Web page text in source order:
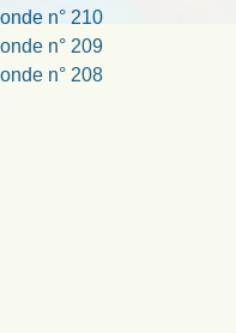
n° 210
n° 209
n° 208